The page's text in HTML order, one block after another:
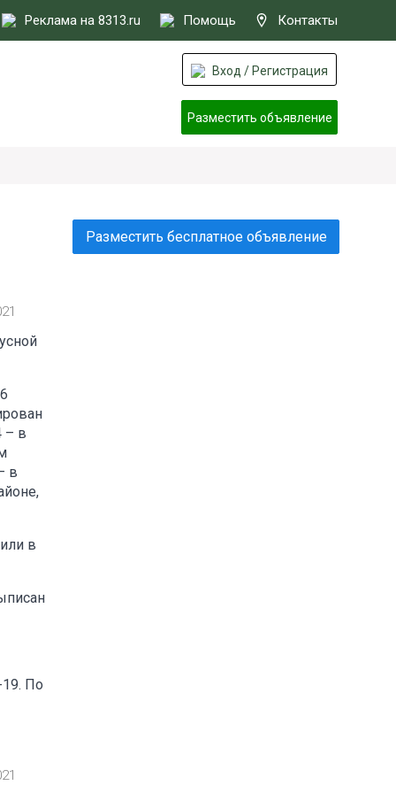
Реклама на 8313.ru Помощь Контакты
Вход / Регистрация
Разместить объявление
– в
в
в
По
Разместить бесплатное объявление